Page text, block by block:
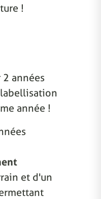
!
années
année !
et d'un